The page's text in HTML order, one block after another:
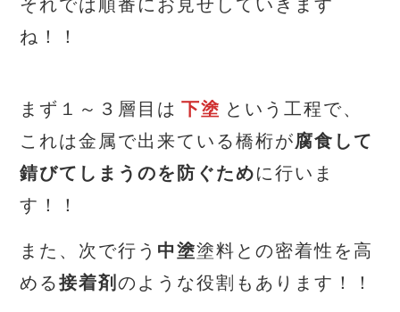
それでは順番にお見せしていきます
ね！！
まず１～３層目は 下塗 という工程で、
これは金属で出来ている橋桁が腐食して
錆びてしまうのを防ぐために行いま
す！！
また、次で行う 中塗塗料との密着性を高
める接着剤のような役割もあります！！